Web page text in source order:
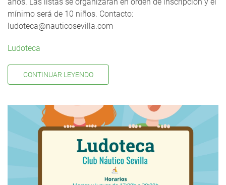
mínimo será de 10 niños. Contacto:
ludoteca@nauticosevilla.com
Ludoteca
CONTINUAR LEYENDO